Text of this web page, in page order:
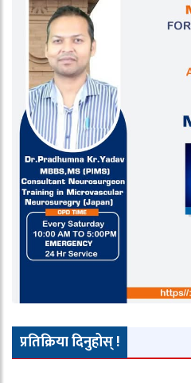
प्रतिक्रिया दिनुहोस् !